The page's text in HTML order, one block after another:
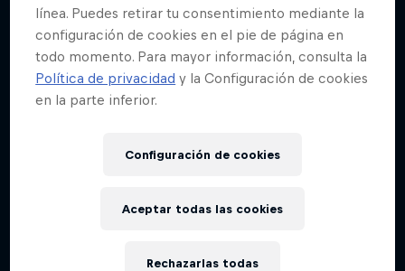
línea. Puedes retirar tu consentimiento mediante la
configuración de cookies en el pie de página en
todo momento. Para mayor información, consulta la
Política de privacidad y la Configuración de cookies
en la parte inferior.
Configuración de cookies
Rechazarlas todas
Aceptar todas las cookies